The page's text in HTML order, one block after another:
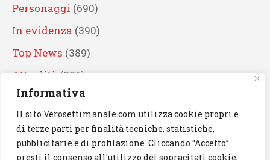
Informativa
Il sito Verosettimanale.com utilizza cookie propri e
di terze parti per finalità tecniche, statistiche,
pubblicitarie e di profilazione. Cliccando “Accetto”
presti il consenso all'utilizzo dei sopracitati cookie,
Personaggi (690)
In evidenza (390)
Top News (389)
Attualità (336)
Eventi(330)
Artisti (241)
News(239)